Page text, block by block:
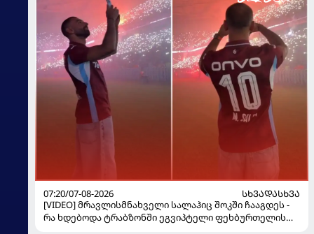
07:20/07-08-2026
ᲡᲮᲕᲐᲓᲐᲡᲮᲕᲐ
[VIDEO] მრავლისმნახველი სალაჰიც შოკში ჩააგდეს -
რა ხდებოდა ტრაბზონში ეგვიპტელი ფეხბურთელის